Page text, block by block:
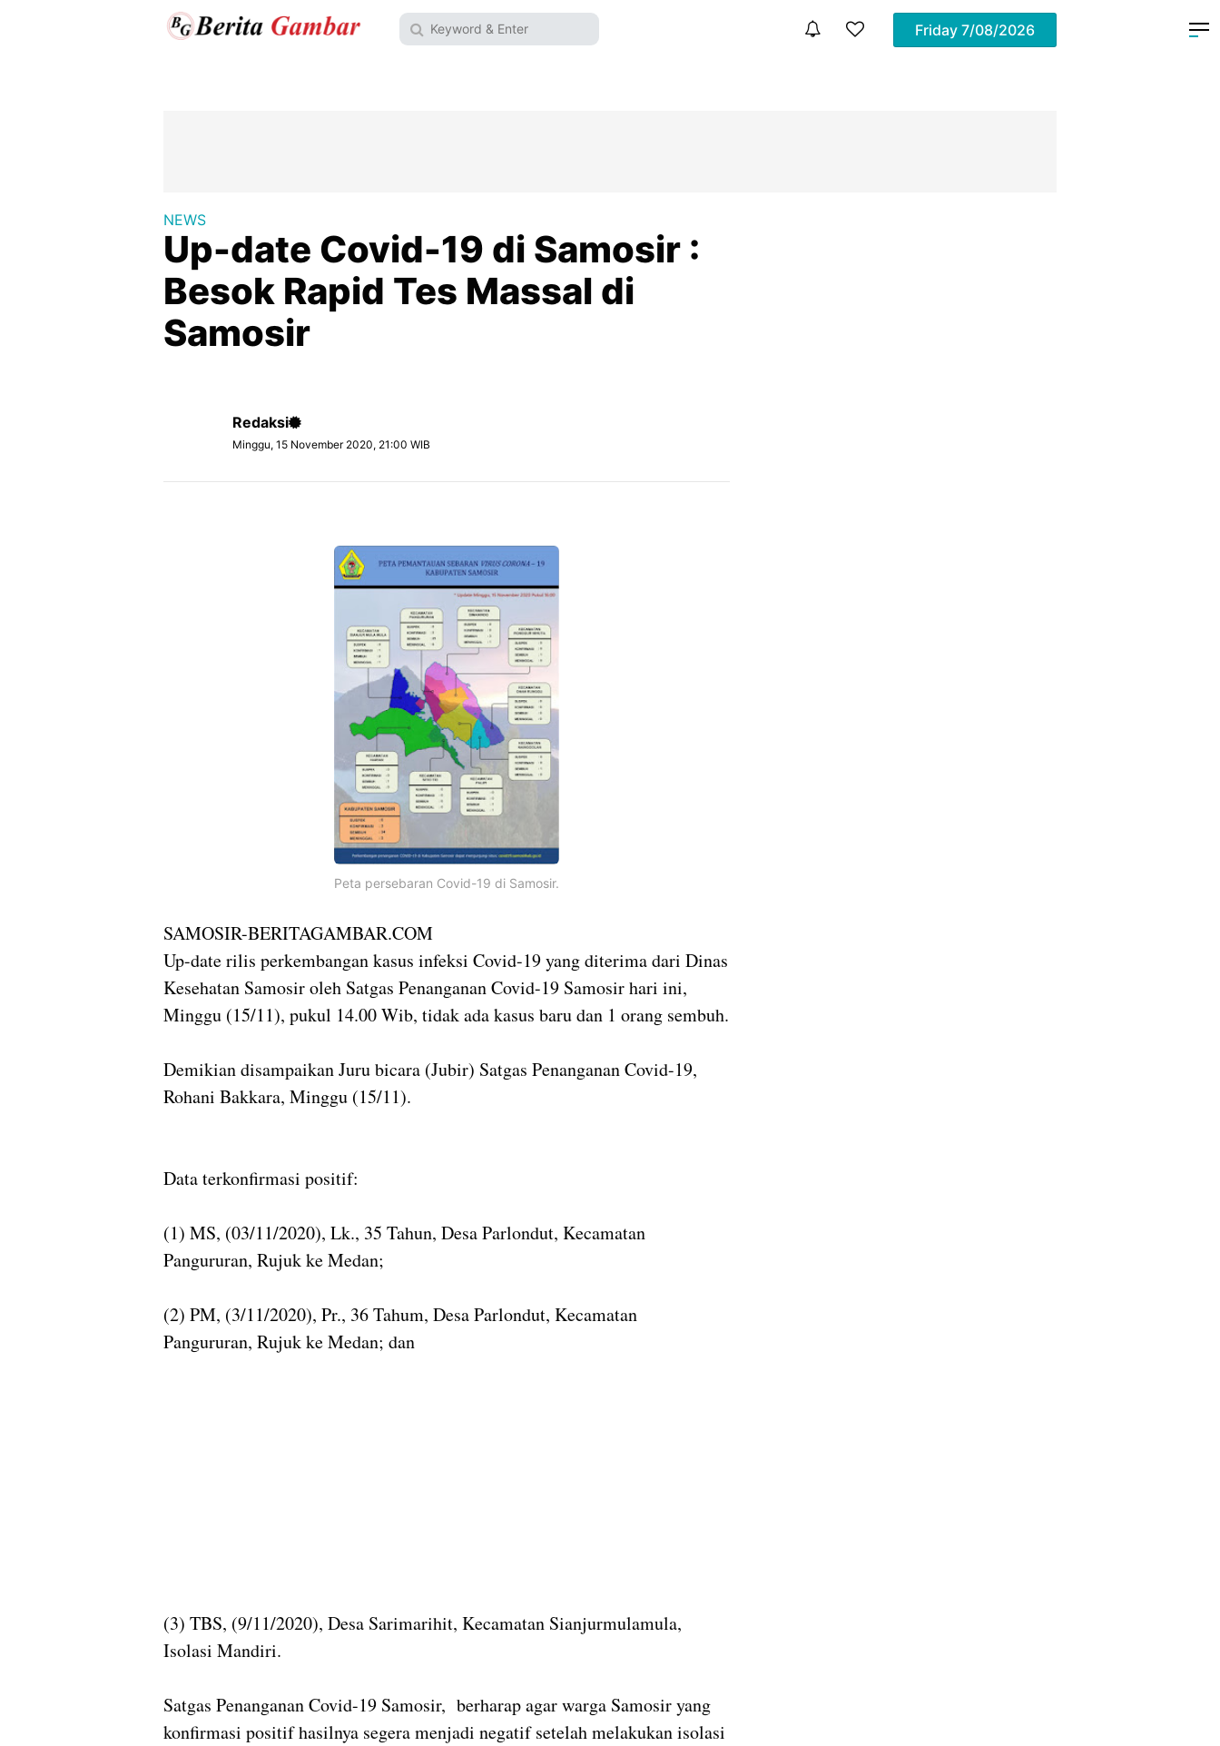
Friday 7/08/2026
NEWS
Up-date Covid-19 di Samosir :
Besok Rapid Tes Massal di
Samosir
Redaksi
Minggu, 15 November 2020, 21:00 WIB
Peta persebaran Covid-19 di Samosir.
SAMOSIR-BERITAGAMBAR.COM
Up-date rilis perkembangan kasus infeksi Covid-19 yang diterima dari Dinas
Kesehatan Samosir oleh Satgas Penanganan Covid-19 Samosir hari ini,
Minggu (15/11), pukul 14.00 Wib, tidak ada kasus baru dan 1 orang sembuh.
Demikian disampaikan Juru bicara (Jubir) Satgas Penanganan Covid-19,
Rohani Bakkara, Minggu (15/11).
Data terkonfirmasi positif:
(1) MS, (03/11/2020), Lk., 35 Tahun, Desa Parlondut, Kecamatan
Pangururan, Rujuk ke Medan;
(2) PM, (3/11/2020), Pr., 36 Tahum, Desa Parlondut, Kecamatan
Pangururan, Rujuk ke Medan; dan
(3) TBS, (9/11/2020), Desa Sarimarihit, Kecamatan Sianjurmulamula,
Isolasi Mandiri.
Satgas Penanganan Covid-19 Samosir, berharap agar warga Samosir yang
konfirmasi positif hasilnya segera menjadi negatif setelah melakukan isolasi